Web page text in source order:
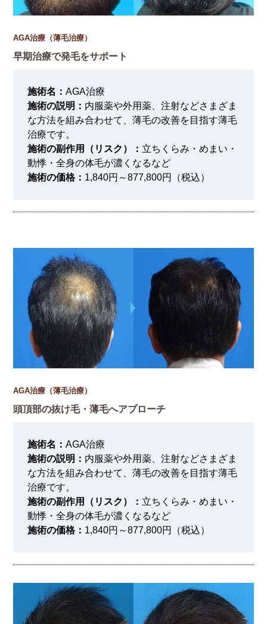
AGA治療（薄毛治療）
早期治療で発毛をサポート
施術名：AGA治療
施術の説明： 内服薬や外用薬、注射などさまざま
な方法を組み合わせて、薄毛の改善を目指す薄毛
治療です。
施術の副作用（リスク）： 立ちくらみ・めまい・
動悸・全身の体毛が濃くなるなど
施術の価格： 1,840円～877,800円（税込）
AGA治療（薄毛治療）
頭頂部の抜け毛・薄毛へアプローチ
施術名：AGA治療
施術の説明： 内服薬や外用薬、注射などさまざま
な方法を組み合わせて、薄毛の改善を目指す薄毛
治療です。
施術の副作用（リスク）： 立ちくらみ・めまい・
動悸・全身の体毛が濃くなるなど
施術の価格： 1,840円～877,800円（税込）